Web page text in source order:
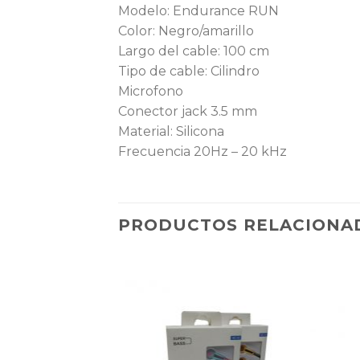
Modelo: Endurance RUN
Color: Negro/amarillo
Largo del cable: 100 cm
Tipo de cable: Cilindro
Microfono
Conector jack 3.5 mm
Material: Silicona
Frecuencia 20Hz – 20 kHz
PRODUCTOS